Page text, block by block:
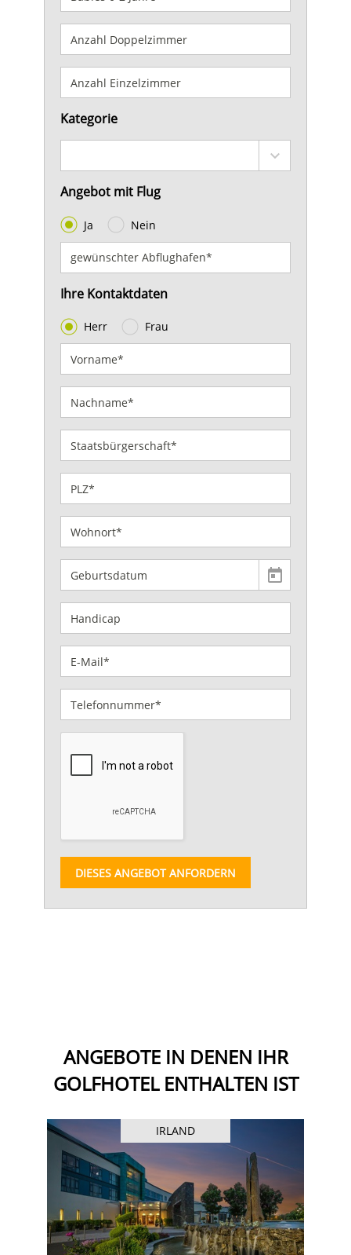
Kategorie
Angebot mit Flug
Ja Nein
Ihre Kontaktdaten
Herr Frau
DIESES ANGEBOT ANFORDERN
ANGEBOTE IN DENEN IHR
GOLFHOTEL ENTHALTEN IST
IRLAND